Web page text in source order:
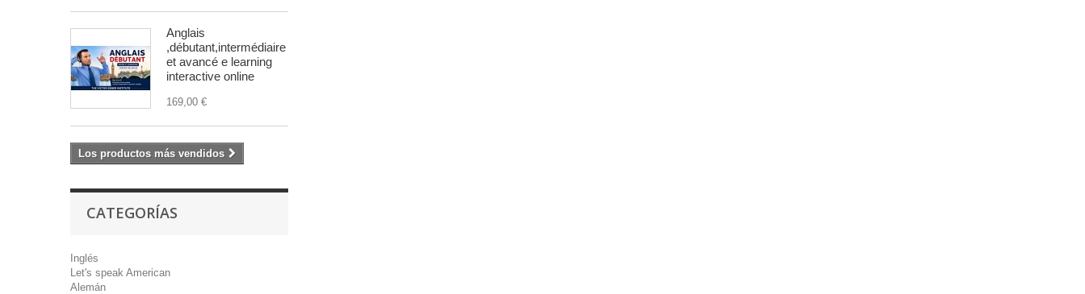
Anglais
,débutant,intermédiaire
et avancé e learning
interactive online
169,00 €
Los productos más vendidos
CATEGORÍAS
Inglés
Let's speak American
Alemán